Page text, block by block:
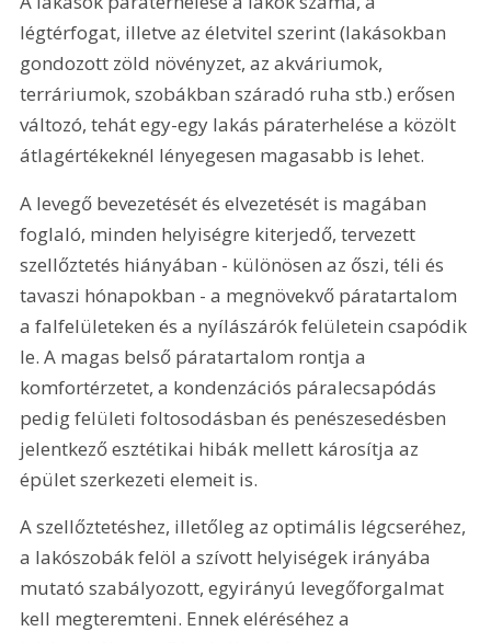
légtérfogat, illetve az életvitel szerint (lakásokban
gondozott zöld növényzet, az akváriumok,
terráriumok, szobákban száradó ruha stb.) erősen
változó, tehát egy-egy lakás páraterhelése a közölt
átlagértékeknél lényegesen magasabb is lehet.
A levegő bevezetését és elvezetését is magában
foglaló, minden helyiségre kiterjedő, tervezett
szellőztetés hiányában - különösen az őszi, téli és
tavaszi hónapokban - a megnövekvő páratartalom
a falfelületeken és a nyílászárók felületein csapódik
le. A magas belső páratartalom rontja a
komfortérzetet, a kondenzációs páralecsapódás
pedig felületi foltosodásban és penészesedésben
jelentkező esztétikai hibák mellett károsítja az
épület szerkezeti elemeit is.
A szellőztetéshez, illetőleg az optimális légcseréhez,
a lakószobák felöl a szívott helyiségek irányába
mutató szabályozott, egyirányú levegőforgalmat
kell megteremteni. Ennek eléréséhez a